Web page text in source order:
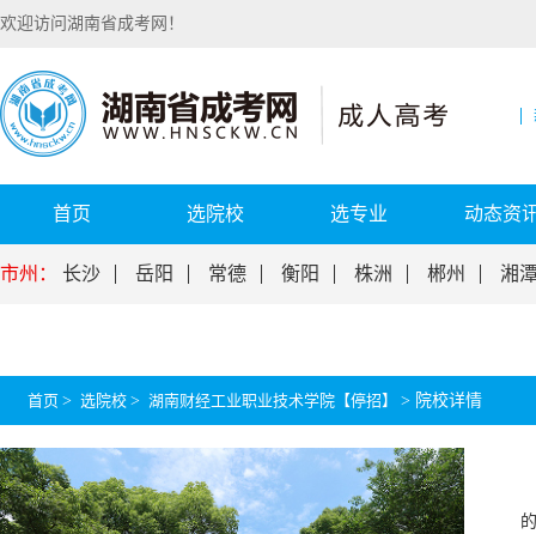
欢迎访问湖南省成考网！
首页 选院校 选专业 动态资
市州： 长沙 岳阳 常德 衡阳 株洲 郴州 湘
首页 > 选院校 > 湖南财经工业职业技术学院【停招】 > 院校详情